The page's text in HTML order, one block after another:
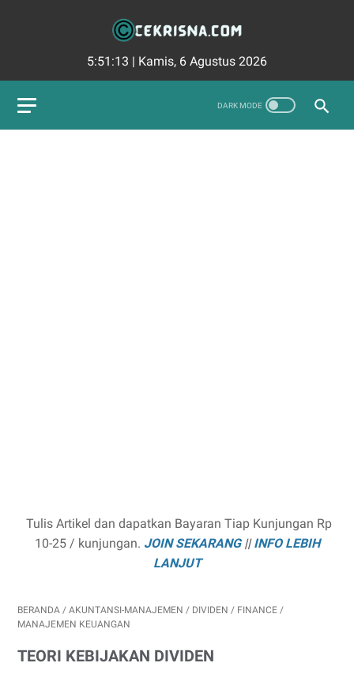
5:51:14 | Kamis, 6 Agustus 2026
Tulis Artikel dan dapatkan Bayaran Tiap Kunjungan Rp
10-25 / kunjungan. JOIN SEKARANG||INFO LEBIH
LANJUT
BERANDA / AKUNTANSI-MANAJEMEN / DIVIDEN / FINANCE /
MANAJEMEN KEUANGAN
TEORI KEBIJAKAN DIVIDEN